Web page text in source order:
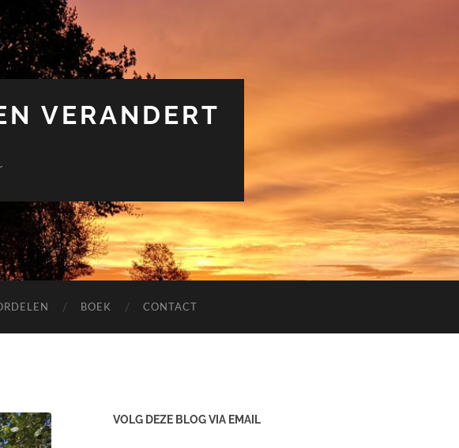
VERANDERT
BOEK CONTACT
VOLG DEZE BLOG VIA EMAIL